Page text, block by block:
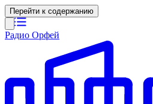
Перейти к содержанию
Радио Орфей